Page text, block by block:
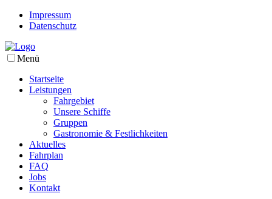
Impressum
Datenschutz
Menü
Startseite
Leistungen
Fahrgebiet
Unsere Schiffe
Gruppen
Gastronomie & Festlichkeiten
Aktuelles
Fahrplan
FAQ
Jobs
Kontakt